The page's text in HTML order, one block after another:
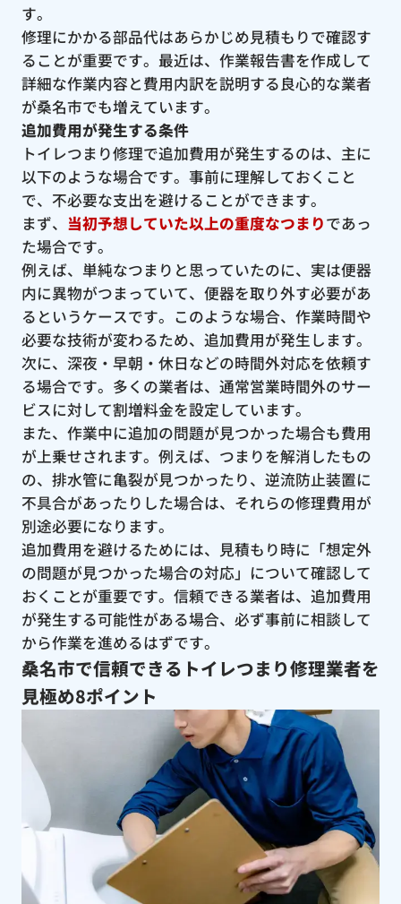
す。
修理にかかる部品代はあらかじめ見積もりで確認す
ることが重要です。最近は、作業報告書を作成して
詳細な作業内容と費用内訳を説明する良心的な業者
が桑名市でも増えています。
追加費用が発生する条件
トイレつまり修理で追加費用が発生するのは、主に
以下のような場合です。事前に理解しておくこと
で、不必要な支出を避けることができます。
まず、 当初予想していた以上の重度なつまりであっ
た場合です。
例えば、単純なつまりと思っていたのに、実は便器
内に異物がつまっていて、便器を取り外す必要があ
るというケースです。このような場合、作業時間や
必要な技術が変わるため、追加費用が発生します。
次に、深夜・早朝・休日などの時間外対応を依頼す
る場合です。多くの業者は、通常営業時間外のサー
ビスに対して割増料金を設定しています。
また、作業中に追加の問題が見つかった場合も費用
が上乗せされます。例えば、つまりを解消したもの
の、排水管に亀裂が見つかったり、逆流防止装置に
不具合があったりした場合は、それらの修理費用が
別途必要になります。
追加費用を避けるためには、見積もり時に「想定外
の問題が見つかった場合の対応」について確認して
おくことが重要です。信頼できる業者は、追加費用
が発生する可能性がある場合、必ず事前に相談して
から作業を進めるはずです。
桑名市で信頼できるトイレつまり修理業者を
見極め8ポイント